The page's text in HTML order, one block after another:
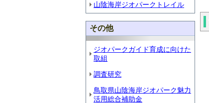
山陰海岸ジオパークトレイル
その他
ジオパークガイド育成に向けた
取組
調査研究
鳥取県山陰海岸ジオパーク魅力
活用総合補助金